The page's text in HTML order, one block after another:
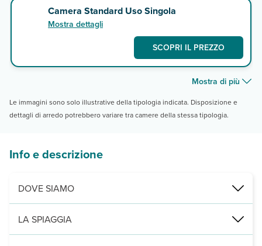
Camera Standard Uso Singola
Mostra dettagli
SCOPRI IL PREZZO
Mostra di più
Le immagini sono solo illustrative della tipologia indicata. Disposizione e
dettagli di arredo potrebbero variare tra camere della stessa tipologia.
Info e descrizione
DOVE SIAMO
Hammamet, direttamente sulla spiaggia, a 4 km dal centro di
LA SPIAGGIA